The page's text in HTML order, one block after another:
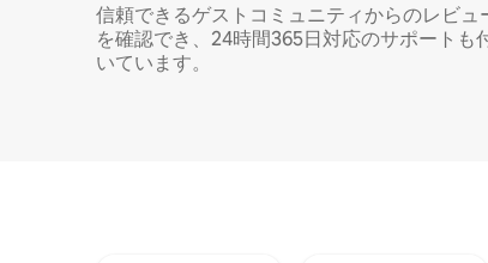
信頼できるゲストコミュニティからのレビュ
を確認でき、24時間365日対応のサポートも
いています。